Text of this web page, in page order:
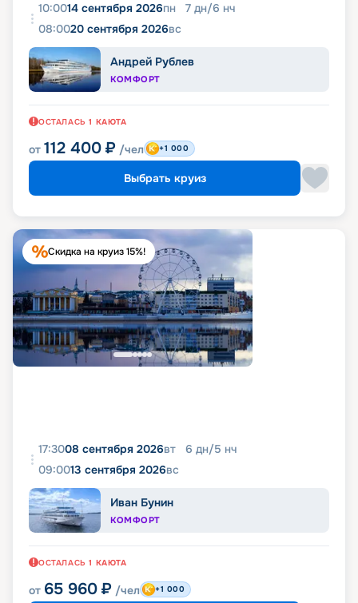
10:0014 сентября 2026пн 7 дн/6 нч
08:0020 сентября 2026вс
Андрей Рублев
КОМФОРТ
ОСТАЛАСЬ 1 КАЮТА
от 112 400 ₽ /чел +1 000
Выбрать круиз
Скидка на круиз 15%!
17:3008 сентября 2026вт 6 дн/5 нч
09:0013 сентября 2026вс
Иван Бунин
КОМФОРТ
ОСТАЛАСЬ 1 КАЮТА
от 65 960 ₽ /чел +1 000